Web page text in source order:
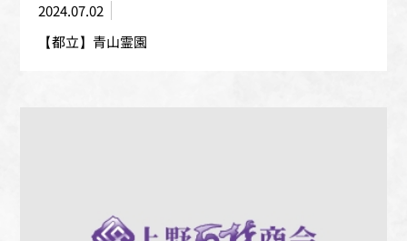
2024.07.02
【都立】青山霊園